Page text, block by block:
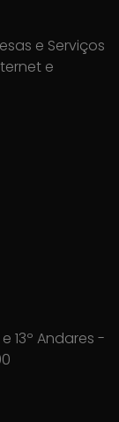
e Serviços
e
13º Andares -